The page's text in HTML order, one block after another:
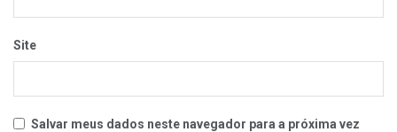
Site
Salvar meus dados neste navegador para a próxima vez